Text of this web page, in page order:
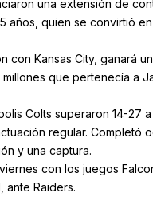
una extensión de
años, quien se convirtió
con Kansas City, ganará
que pertenecía a
Colts superaron 14-27 a
regular. Completó
y una captura.
con los juegos
ante Raiders.